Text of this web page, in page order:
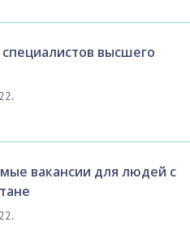
высшего
вакансии для людей с